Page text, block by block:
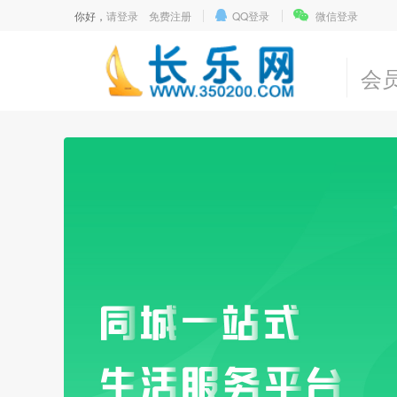
你好， 请登录 免费注册 QQ登录 微信登录
会